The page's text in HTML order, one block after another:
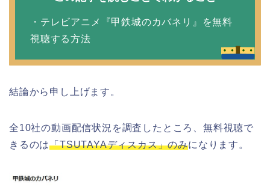
・テレビアニメ『甲鉄城のカバネリ』を無料
視聴する方法
結論から申し上げます。
全10社の動画配信状況を調査したところ、無料視聴で
きるのは「TSUTAYAディスカス」のみになります。